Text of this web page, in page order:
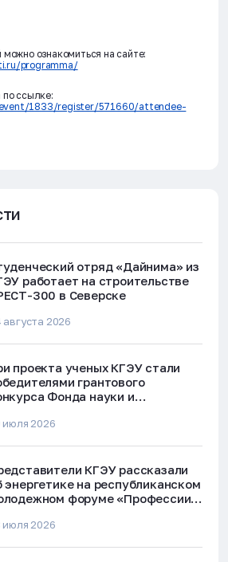
ознакомиться на сайте:
programma/
по ссылке:
1833/register/571660/attendee-
отряд «Дайнима» из
работает на строительстве
300 в Северске
августа 2026
проекта ученых КГЭУ стали
грантового
Фонда науки и
июля 2026
КГЭУ рассказали
энергетике на республиканском
форуме «Профессии
июля 2026